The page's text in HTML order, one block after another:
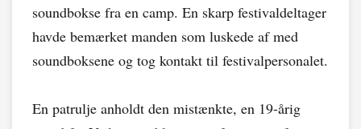
soundbokse fra en camp. En skarp festivaldeltager
havde bemærket manden som luskede af med
soundboksene og tog kontakt til festivalpersonalet.
En patrulje anholdt den mistænkte, en 19-årig